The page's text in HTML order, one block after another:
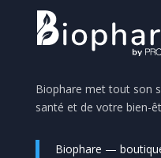
Biophare met tout son
santé et de votre bien-
Biophare —